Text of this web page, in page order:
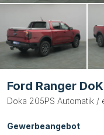
Ford Ranger
Doka 205PS Automatik /
Gewerbeangebot